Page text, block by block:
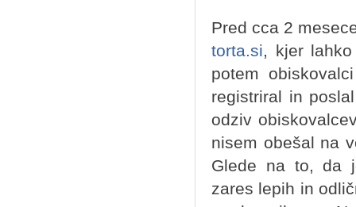
Pred cca 2
torta.si, kjer
potem
registriral in
odziv
nisem obešal na
Glede na to, da
zares lepih in